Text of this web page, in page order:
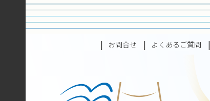
お問合せ よくあるご質問